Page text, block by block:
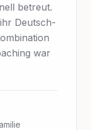
betreut.
Deutsch-
war